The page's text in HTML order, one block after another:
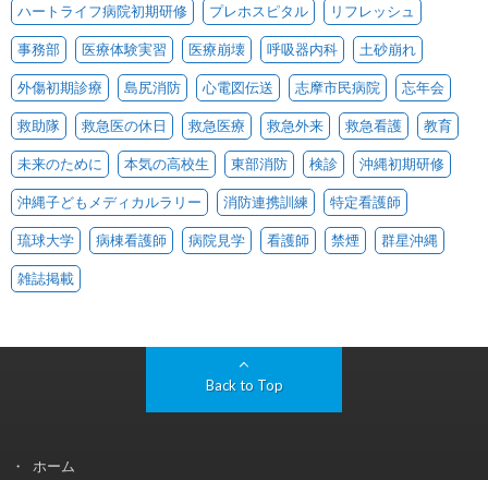
ハートライフ病院初期研修 プレホスピタル リフレッシュ
事務部 医療体験実習 医療崩壊 呼吸器内科 土砂崩れ
外傷初期診療 島尻消防 心電図伝送 志摩市民病院 忘年会
救助隊 救急医の休日 救急医療 救急外来 救急看護 教育
未来のために 本気の高校生 東部消防 検診 沖縄初期研修
沖縄子どもメディカルラリー 消防連携訓練 特定看護師
琉球大学 病棟看護師 病院見学 看護師 禁煙 群星沖縄
雑誌掲載
Back to Top
ホーム